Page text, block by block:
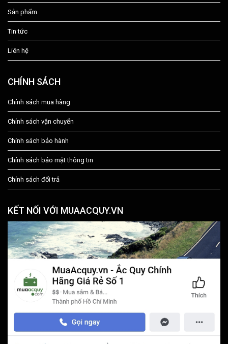
Sản phẩm
Tin tức
Liên hệ
CHÍNH SÁCH
Chính sách mua hàng
Chính sách vận chuyển
Chính sách bảo hành
Chính sách bảo mật thông tin
Chính sách đổi trả
KẾT NỐI VỚI MUAACQUY.VN